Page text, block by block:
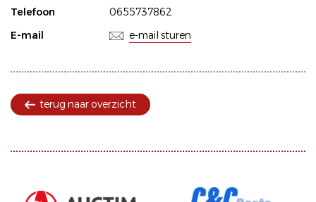
Telefoon
0655737862
E-mail
e-mail sturen
terug naar overzicht